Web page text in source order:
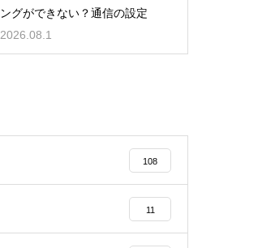
ングができない？通信の設定
2026.08.1
108
11